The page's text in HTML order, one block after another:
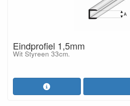
Eindprofiel 1,5mm
Wit Styreen 33cm.